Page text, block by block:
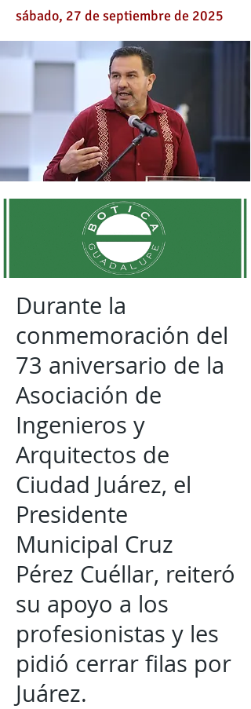
sábado, 27 de septiembre de 2025
Durante la
conmemoración del
73 aniversario de la
Asociación de
Ingenieros y
Arquitectos de
Ciudad Juárez, el
Presidente
Municipal Cruz
Pérez Cuéllar, reiteró
su apoyo a los
profesionistas y les
pidió cerrar filas por
Juárez.